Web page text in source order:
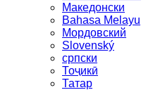
Македонски
Bahasa Melayu
Мордовский
Slovenský
српски
Тоҷикӣ
Татар